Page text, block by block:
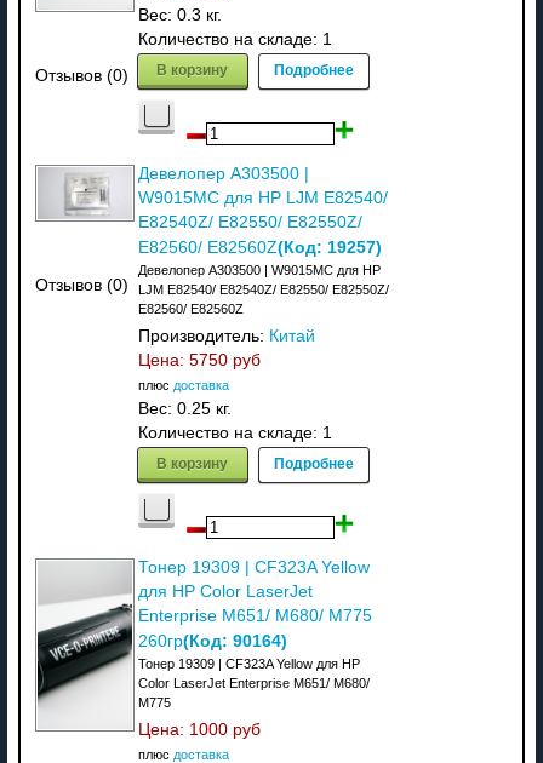
Отзывов (0)
Вес: 0.3 кг.
Количество на складе: 1
В корзину Подробнее
Отзывов (0)
Девелопер A303500 |
W9015MC для HP LJM E82540/
E82540Z/ E82550/ E82550Z/
E82560/ E82560Z(Код: 19257)
Девелопер A303500 | W9015MC для HP
LJM E82540/ E82540Z/ E82550/ E82550Z/
E82560/ E82560Z
Производитель: Китай
Цена: 5750 руб
плюс доставка
Вес: 0.25 кг.
Количество на складе: 1
В корзину Подробнее
Тонер 19309 | CF323A Yellow
для HP Color LaserJet
Enterprise M651/ M680/ M775
260гр(Код: 90164)
Тонер 19309 | CF323A Yellow для HP
Color LaserJet Enterprise M651/ M680/
M775
Цена: 1000 руб
плюс доставка